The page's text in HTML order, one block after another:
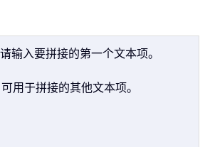
输入要拼接的第一个文本项。
可用于拼接的其他文本项。